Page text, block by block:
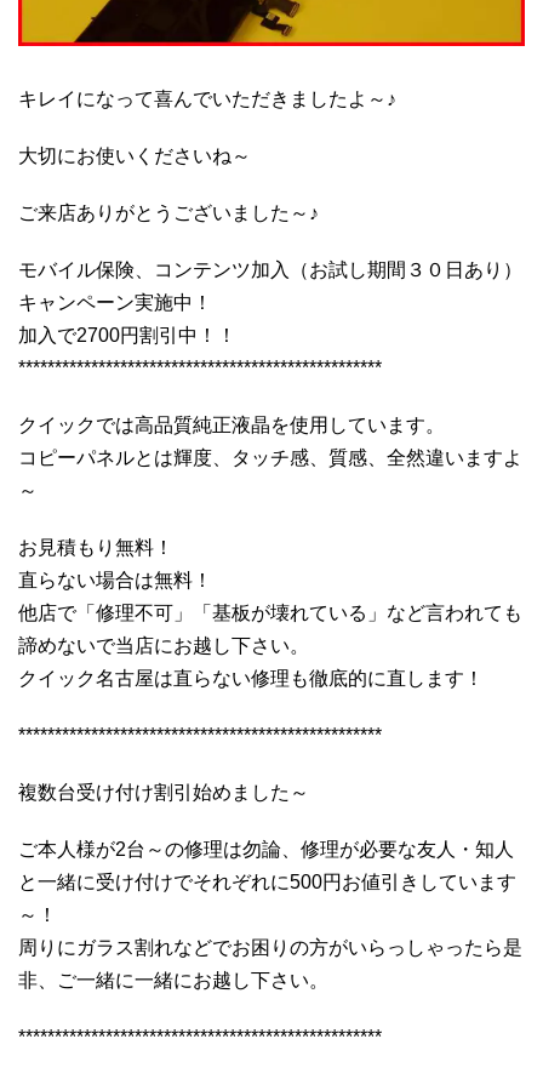
キレイになって喜んでいただきましたよ～♪
大切にお使いくださいね～
ご来店ありがとうございました～♪
モバイル保険、コンテンツ加入（お試し期間３０日あり）
キャンペーン実施中！
加入で2700円割引中！！
**************************************************
クイックでは高品質純正液晶を使用しています。
コピーパネルとは輝度、タッチ感、質感、全然違いますよ
～
お見積もり無料！
直らない場合は無料！
他店で「修理不可」「基板が壊れている」など言われても
諦めないで当店にお越し下さい。
クイック名古屋は直らない修理も徹底的に直します！
**************************************************
複数台受け付け割引始めました～
ご本人様が2台～の修理は勿論、修理が必要な友人・知人
と一緒に受け付けでそれぞれに500円お値引きしています
～！
周りにガラス割れなどでお困りの方がいらっしゃったら是
非、ご一緒に一緒にお越し下さい。
**************************************************